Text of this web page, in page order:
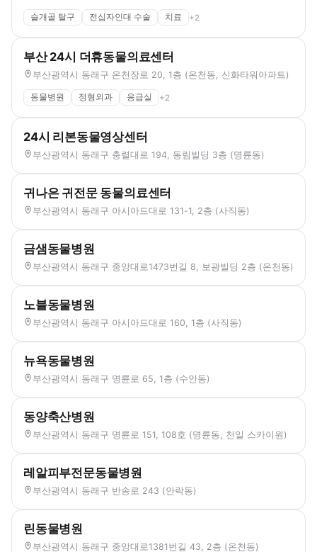
슬개골 탈구 전십자인대 수술 치료 +2
부산 24시 더휴동물의료센터
부산광역시 동래구 온천장로 20, 1층 (온천동, 신화타워아파트)
동물병원 정형외과 응급실 +2
24시 리본동물영상센터
부산광역시 동래구 충렬대로 194, 동림빌딩 3층 (명륜동)
귀나은 귀전문 동물의료센터
부산광역시 동래구 아시아드대로 131-1, 2층 (사직동)
금샘동물병원
부산광역시 동래구 중앙대로1473번길 8, 보광빌딩 2층 (온천동)
노블동물병원
부산광역시 동래구 아시아드대로 160, 1층 (사직동)
뉴욕동물병원
부산광역시 동래구 명륜로 65, 1층 (수안동)
동양축산병원
부산광역시 동래구 명륜로 151, 108호 (명륜동, 천일 스카이원)
레알피부전문동물병원
부산광역시 동래구 반송로 243 (안락동)
린동물병원
부산광역시 동래구 중앙대로1381번길 43, 2층 (온천동)